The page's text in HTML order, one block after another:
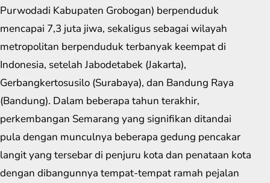
Purwodadi Kabupaten Grobogan) berpenduduk
mencapai 7,3 juta jiwa, sekaligus sebagai wilayah
metropolitan berpenduduk terbanyak keempat di
Indonesia, setelah Jabodetabek (Jakarta),
Gerbangkertosusilo (Surabaya), dan Bandung Raya
(Bandung). Dalam beberapa tahun terakhir,
perkembangan Semarang yang signifikan ditandai
pula dengan munculnya beberapa gedung pencakar
langit yang tersebar di penjuru kota dan penataan kota
dengan dibangunnya tempat-tempat ramah pejalan